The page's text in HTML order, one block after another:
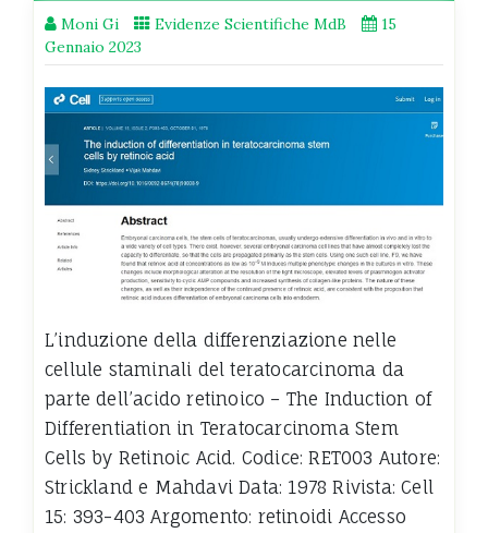
Moni Gi Evidenze Scientifiche MdB
15
Gennaio 2023
L’induzione della differenziazione nelle
cellule staminali del teratocarcinoma da
parte dell’acido retinoico – The Induction of
Differentiation in Teratocarcinoma Stem
Cells by Retinoic Acid. Codice: RET003 Autore:
Strickland e Mahdavi Data: 1978 Rivista: Cell
15: 393-403 Argomento: retinoidi Accesso